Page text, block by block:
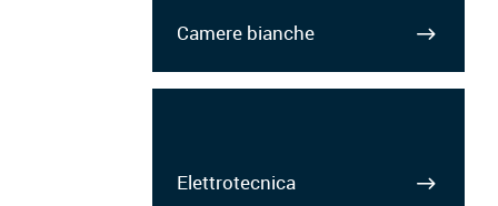
Camere bianche
Elettrotecnica